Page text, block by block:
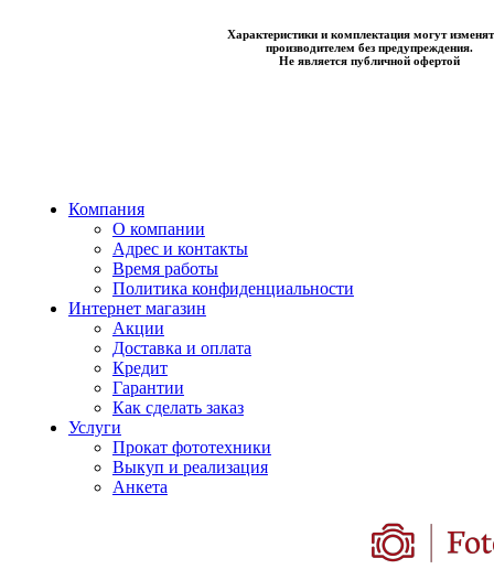
Характеристики и комплектация могут
производителем без предупреждения.
Не является публичной офертой
Компания
О компании
Адрес и контакты
Время работы
Политика конфиденциальности
Интернет магазин
Акции
Доставка и оплата
Кредит
Гарантии
Как сделать заказ
Услуги
Прокат фототехники
Выкуп и реализация
Анкета